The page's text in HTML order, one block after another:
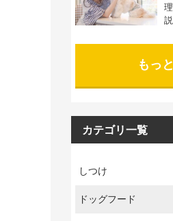
もっ
カテゴリ一覧
しつけ
ドッグフード